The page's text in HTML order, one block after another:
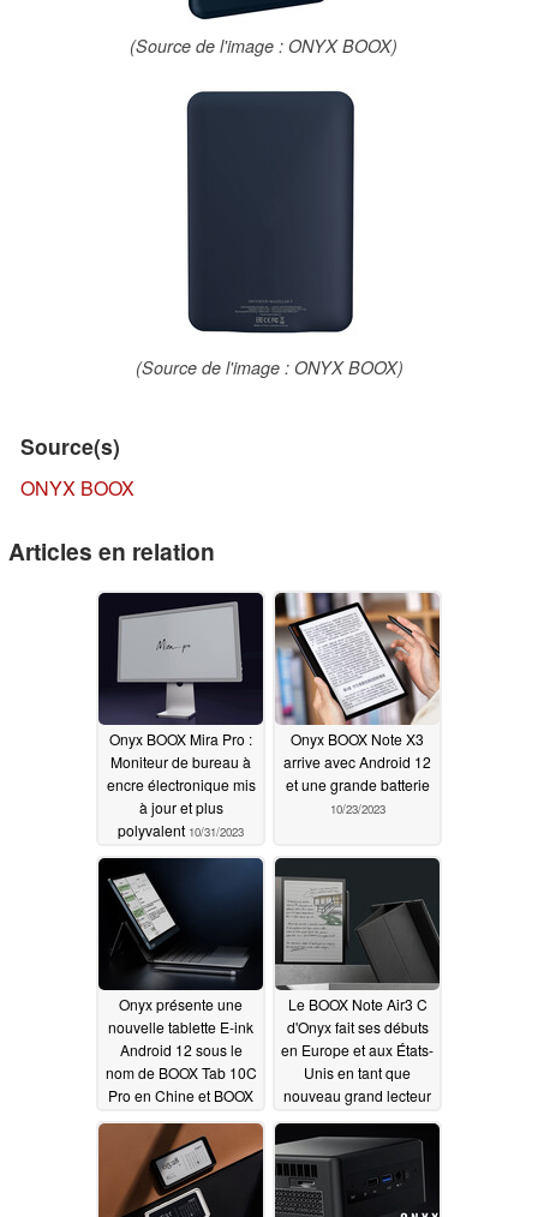
(Source de l'image : ONYX BOOX)
(Source de l'image : ONYX BOOX)
Source(s)
ONYX BOOX
Articles en relation
Onyx BOOX Mira Pro :
Moniteur de bureau à
encre électronique mis
à jour et plus
polyvalent 10/31/2023
Onyx BOOX Note X3
arrive avec Android 12
et une grande batterie
10/23/2023
Onyx présente une
nouvelle tablette E-ink
Android 12 sous le
nom de BOOX Tab 10C
Pro en Chine et BOOX
États-Unis10/18/2023
Le BOOX Note Air3 C
d'Onyx fait ses débuts
en Europe et aux États-
Unis en tant que
nouveau grand lecteur
écran couleur10/18/2023